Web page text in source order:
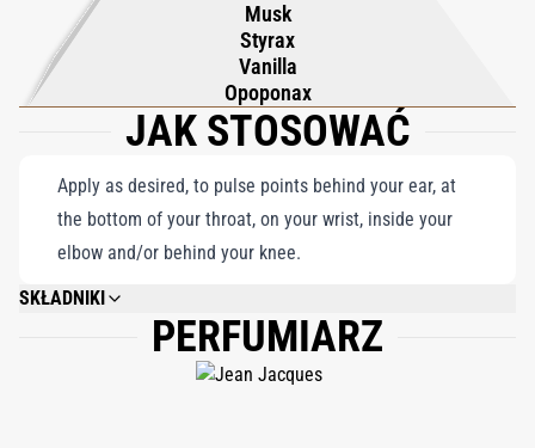
niezapomniany zapach.
Musk
Styrax
Vanilla
Opoponax
JAK STOSOWAĆ
Apply as desired, to pulse points behind your ear, at
the bottom of your throat, on your wrist, inside your
elbow and/or behind your knee.
SKŁADNIKI
ALCOHOL DENAT., FRAGRANCE/PARFUM, WATER/AQUA, LINALOOL,
ETHYLHEXYL METHOXYCINNAMATE, ETHYLHEXYL SALICYLATE, BUTYL
METHOXYDIBENZOYLMETHANE, COUMARIN, BENZYL BENZOATE,
PERFUMIARZ